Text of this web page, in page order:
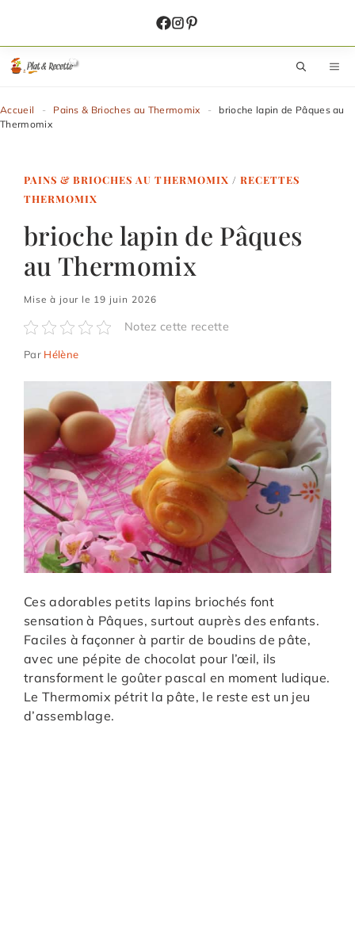
contenu
Accueil - Pains & Brioches au Thermomix -
brioche lapin de Pâques au
Thermomix
PAINS & BRIOCHES AU THERMOMIX / RECETTES
THERMOMIX
brioche lapin de Pâques
au Thermomix
Mise à jour le 19 juin 2026
Notez cette recette
Par Hélène
Ces adorables petits lapins briochés font
sensation à Pâques, surtout auprès des enfants.
Faciles à façonner à partir de boudins de pâte,
avec une pépite de chocolat pour l’œil, ils
transforment le goûter pascal en moment ludique.
Le Thermomix pétrit la pâte, le reste est un jeu
d’assemblage.